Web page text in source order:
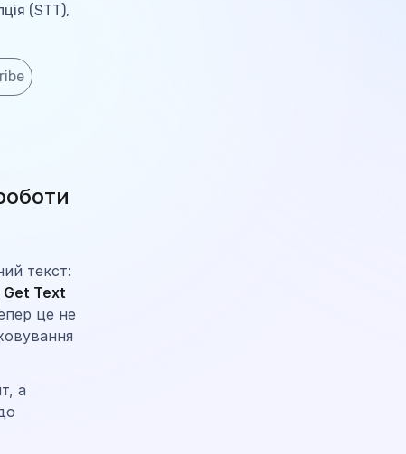
(STT),
текст:
Get Text
це не
а